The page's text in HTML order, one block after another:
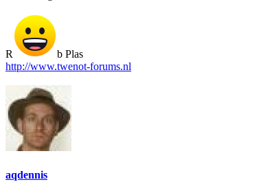
R
b Plas
http://www.twenot-forums.nl
aqdennis